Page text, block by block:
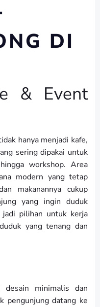
DI
& Event
hanya menjadi kafe,
sering dipakai untuk
workshop. Area
modern yang tetap
makanannya cukup
yang ingin duduk
pilihan untuk kerja
yang tenang dan
desain minimalis dan
pengunjung datang ke